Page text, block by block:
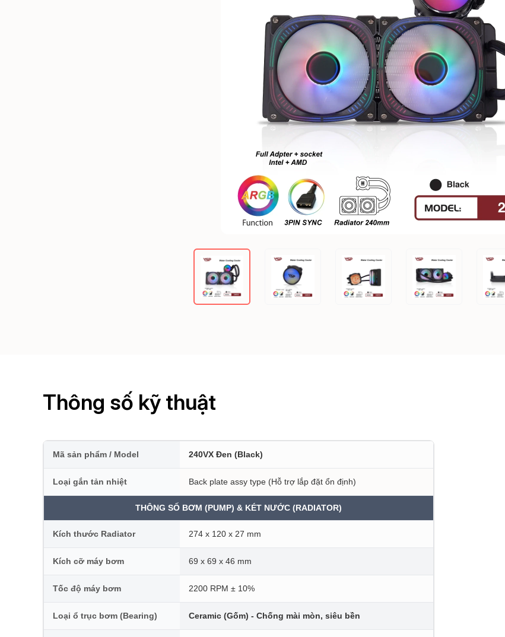
Thông số kỹ thuật
Mã sản phẩm / Model 240VX Đen (Black)
Loại gắn tản nhiệt Back plate assy type (Hỗ trợ lắp đặt ổn định)
THÔNG SỐ BƠM (PUMP) & KÉT NƯỚC (RADIATOR)
Kích thước Radiator 274 x 120 x 27 mm
Kích cỡ máy bơm 69 x 69 x 46 mm
Tốc độ máy bơm 2200 RPM ± 10%
Loại ổ trục bơm (Bearing) Ceramic (Gốm) - Chống mài mòn, siêu bền